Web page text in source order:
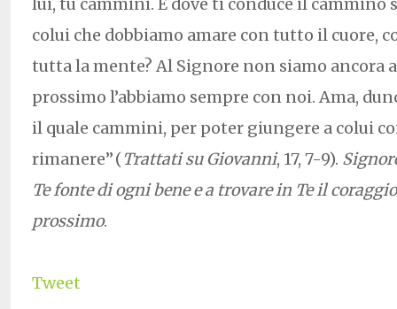
colui che dobbiamo amare con tutto il cuore,
tutta la mente? Al Signore non siamo ancora
prossimo l’abbiamo sempre con noi. Ama,
il quale cammini, per poter giungere a colui
rimanere”(Trattati su Giovanni, 17, 7-9).
Te fonte di ogni bene e a trovare in Te il
prossimo.
Tweet